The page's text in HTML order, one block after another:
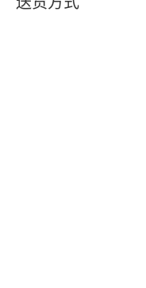
1. 送货到府（受卫生署条例规